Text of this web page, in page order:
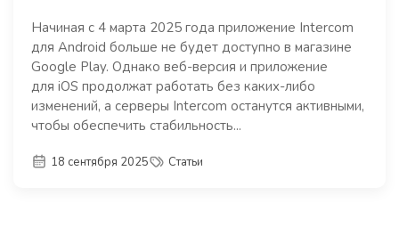
Начиная с 4 марта 2025 года приложение Intercom
для Android больше не будет доступно в магазине
Google Play. Однако веб-версия и приложение
для iOS продолжат работать без каких-либо
изменений, а серверы Intercom останутся активными,
чтобы обеспечить стабильность...
18 сентября 2025 Статьи